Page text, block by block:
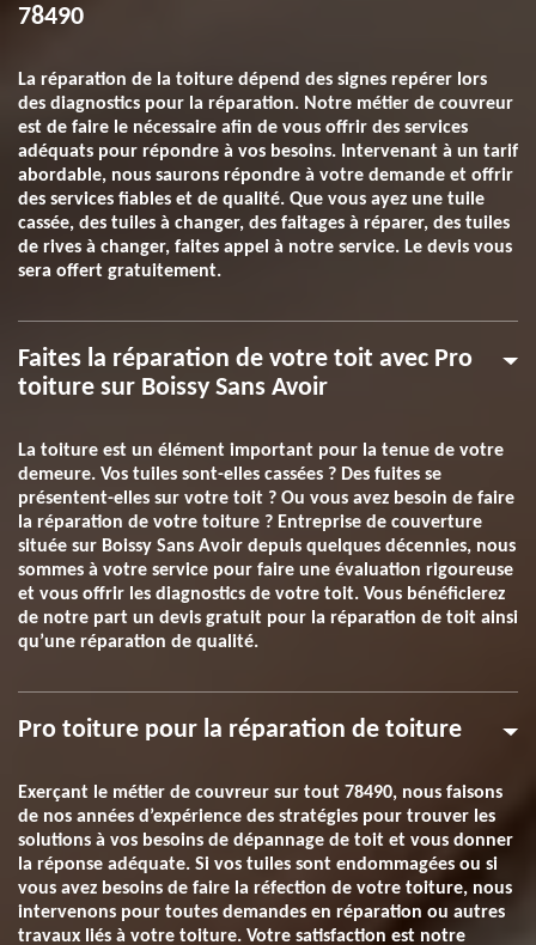
78490
La réparation de la toiture dépend des signes repérer lors
des diagnostics pour la réparation. Notre métier de couvreur
est de faire le nécessaire afin de vous offrir des services
adéquats pour répondre à vos besoins. Intervenant à un tarif
abordable, nous saurons répondre à votre demande et offrir
des services fiables et de qualité. Que vous ayez une tuile
cassée, des tuiles à changer, des faitages à réparer, des tuiles
de rives à changer, faites appel à notre service. Le devis vous
sera offert gratuitement.
Faites la réparation de votre toit avec Pro
toiture sur Boissy Sans Avoir
La toiture est un élément important pour la tenue de votre
demeure. Vos tuiles sont-elles cassées ? Des fuites se
présentent-elles sur votre toit ? Ou vous avez besoin de faire
la réparation de votre toiture ? Entreprise de couverture
située sur Boissy Sans Avoir depuis quelques décennies, nous
sommes à votre service pour faire une évaluation rigoureuse
et vous offrir les diagnostics de votre toit. Vous bénéficierez
de notre part un devis gratuit pour la réparation de toit ainsi
qu’une réparation de qualité.
Pro toiture pour la réparation de toiture
Exerçant le métier de couvreur sur tout 78490, nous faisons
de nos années d’expérience des stratégies pour trouver les
solutions à vos besoins de dépannage de toit et vous donner
la réponse adéquate. Si vos tuiles sont endommagées ou si
vous avez besoins de faire la réfection de votre toiture, nous
intervenons pour toutes demandes en réparation ou autres
travaux liés à votre toiture. Votre satisfaction est notre